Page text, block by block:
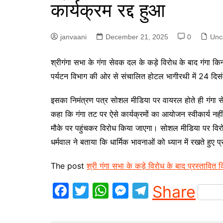
कार्यक्रम रद्द हुआ
janvaani December 21, 2025 0
श्रीगंगा सभा के गंगा सेवक दल के कड़े विरोध के बाद गंगा
पर्यटन विभाग की ओर से संचालित होटल भागीरथी में 24
इसका निमंत्रण पत्र सोशल मीडिया पर वायरल होते ही
कहा कि गंगा तट पर ऐसे कार्यक्रमों का आयोजन स्वीकार्य
मौके पर पहुंचकर विरोध किया जाएगा। सोशल मीडिया पर
धर्मवाल ने बताया कि धार्मिक भावनाओं को ध्यान में रखते हुए
The postश्री गंगा सभा के कड़े विरोध के बाद प्रस्तावित
F
T
W M T
el
Share